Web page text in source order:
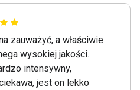
zauważyć, a właściwie
wysokiej jakości.
intensywny,
jest on lekko